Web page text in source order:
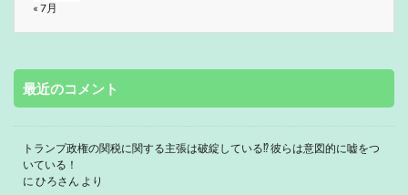
« 7月
最近のコメント
トランプ政権の関税に関する主張は破綻している⁉ 彼らは意図的に嘘をつ
いている！
に ひろさん より